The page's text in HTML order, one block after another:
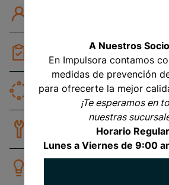
A Nuestros
En Impulsora contamos
medidas de prevención
para ofrecerte la mejor
¡Te esperamos en
nuestras
Horario Regular
Lunes a Viernes de 9:00
Servicio Post-Venta
Desarrollo y Revisión de
Asesoría Técnica